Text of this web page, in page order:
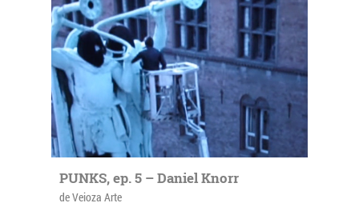
PUNKS, ep. 5 – Daniel Knorr
de Veioza Arte